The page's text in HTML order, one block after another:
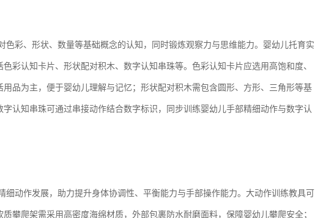
色彩、形状、数量等基础概念的认知，同时锻炼观察力与思维能力。婴幼儿托育实
彩认知卡片、形状配对积木、数字认知串珠等。色彩认知卡片应选用高饱和度、
品为主，便于婴幼儿理解与记忆；形状配对积木需包含圆形、方形、三角形等基
认知串珠可通过串接动作结合数字标识，同步训练婴幼儿手部精细动作与数字认
细动作发展，助力提升身体协调性、平衡能力与手部操作能力。大动作训练教具可
攀爬架需采用高密度海绵材质，外部包裹防水耐磨面料，保障婴幼儿攀爬安全；